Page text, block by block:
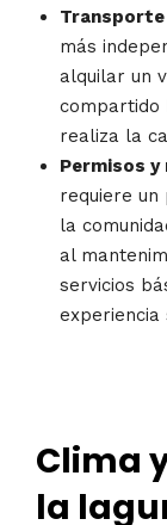
más
alquilar un
compartido
realiza la
Permisos y
requiere un
la
al
servicios
experiencia
Clima
la